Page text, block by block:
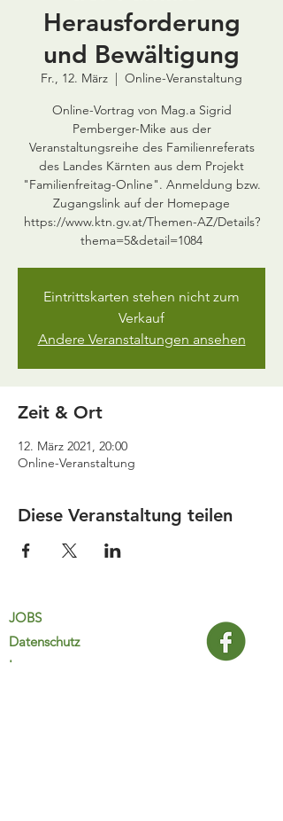
Herausforderung
und Bewältigung
Fr., 12. März
  |
Online-Veranstaltung
Online-Vortrag von Mag.a Sigrid
Pemberger-Mike aus der
Veranstaltungsreihe des Familienreferats
des Landes Kärnten aus dem Projekt
"Familienfreitag-Online". Anmeldung bzw.
Zugangslink auf der Homepage
https://www.ktn.gv.at/Themen-AZ/Details?
thema=5&detail=1084
Eintrittskarten stehen nicht zum
Verkauf
Andere Veranstaltungen ansehen
Zeit & Ort
12. März 2021, 20:00
Online-Veranstaltung
Diese Veranstaltung teilen
JOBS
Datenschutz
Impressum